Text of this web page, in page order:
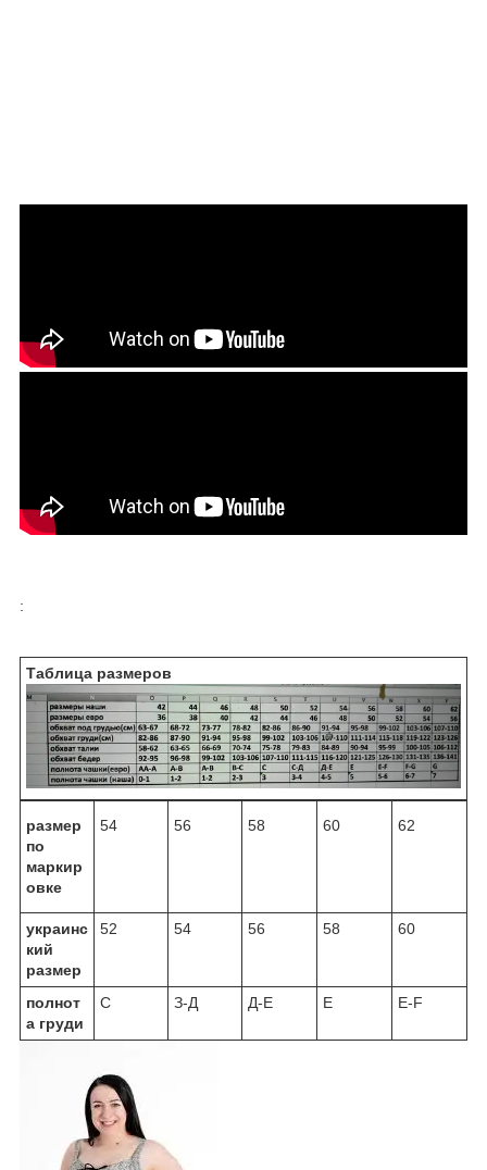
:
Таблица размеров
размер
по
маркир
овке
54 56 58 60 62
украинс
кий
размер
52 54 56 58 60
полнот
а груди
С З-Д Д-Е Е Е-F